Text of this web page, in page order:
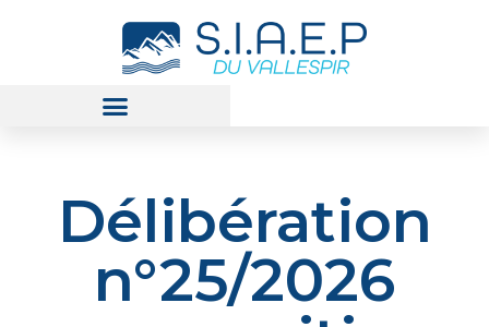
Délibération
n°25/2026